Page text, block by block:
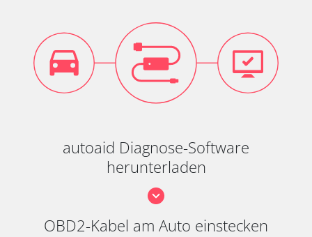
autoaid Diagnose-Software
herunterladen
OBD2-Kabel am Auto einstecken